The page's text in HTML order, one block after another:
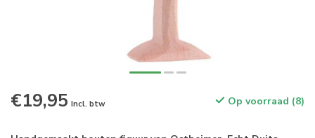
€19,95 Incl. btw Op voorraad (8)